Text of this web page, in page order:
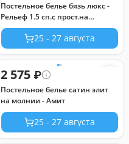
Постельное белье бязь люкс -
Рельеф 1.5 сп.с прост.на
резинке 90*200*25 (нав.70х70)
25 - 27 августа
2 575 ₽
Постельное белье сатин элит
на молнии - Амит
25 - 27 августа